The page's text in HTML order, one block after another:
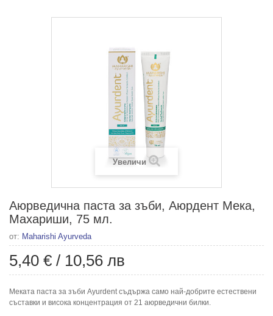
Увеличи
Аюрведична паста за зъби, Аюрдент Мека,
Махариши, 75 мл.
от: Maharishi Ayurveda
5,40 € / 10,56 лв
Меката паста за зъби Ayurdent съдържа само най-добрите естествени
съставки и висока концентрация от 21 аюрведични билки.